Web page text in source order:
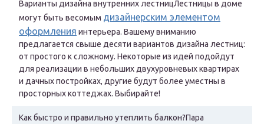
Варианты дизайна внутренних лестницЛестницы в доме
могут быть весомым дизайнерским элементом
оформления интерьера. Вашему вниманию
предлагается свыше десяти вариантов дизайна лестниц:
от простого к сложному. Некоторые из идей подойдут
для реализации в небольших двухуровневых квартирах
и дачных постройках, другие будут более уместны в
просторных коттеджах. Выбирайте!
Как быстро и правильно утеплить балкон?Пара